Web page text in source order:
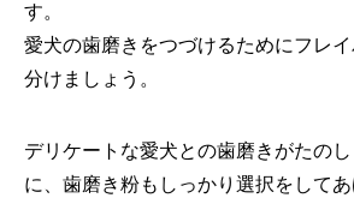
す。
愛犬の歯磨きをつづけるためにフレ
分けましょう。
デリケートな愛犬との歯磨きがたの
に、歯磨き粉もしっかり選択をして